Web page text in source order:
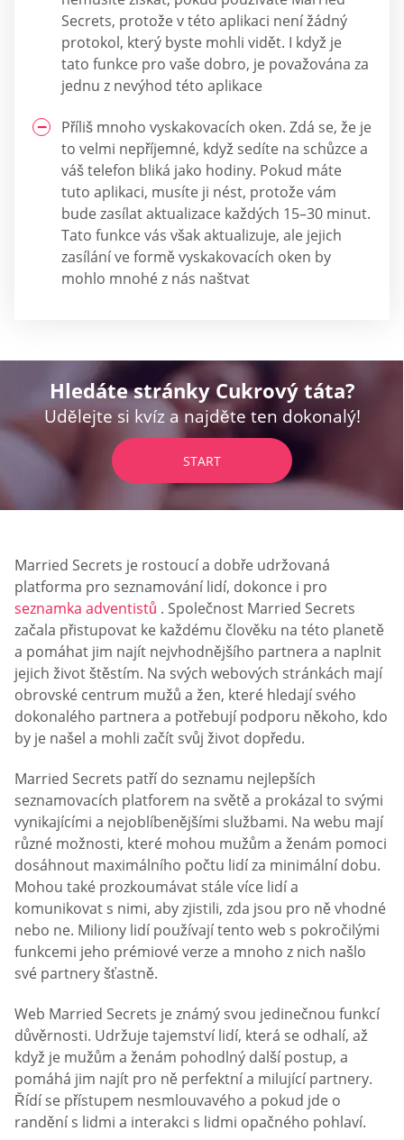
Secrets, protože v této aplikaci není žádný
protokol, který byste mohli vidět. I když je
tato funkce pro vaše dobro, je považována za
jednu z nevýhod této aplikace
Příliš mnoho vyskakovacích oken. Zdá se, že je
to velmi nepříjemné, když sedíte na schůzce a
váš telefon bliká jako hodiny. Pokud máte
tuto aplikaci, musíte ji nést, protože vám
bude zasílat aktualizace každých 15–30 minut.
Tato funkce vás však aktualizuje, ale jejich
zasílání ve formě vyskakovacích oken by
mohlo mnohé z nás naštvat
Hledáte stránky Cukrový táta?
Udělejte si kvíz a najděte ten dokonalý!
START
Married Secrets je rostoucí a dobře udržovaná
platforma pro seznamování lidí, dokonce i pro
seznamka adventistů . Společnost Married Secrets
začala přistupovat ke každému člověku na této planetě
a pomáhat jim najít nejvhodnějšího partnera a naplnit
jejich život štěstím. Na svých webových stránkách mají
obrovské centrum mužů a žen, které hledají svého
dokonalého partnera a potřebují podporu někoho, kdo
by je našel a mohli začít svůj život dopředu.
Married Secrets patří do seznamu nejlepších
seznamovacích platforem na světě a prokázal to svými
vynikajícími a nejoblíbenějšími službami. Na webu mají
různé možnosti, které mohou mužům a ženám pomoci
dosáhnout maximálního počtu lidí za minimální dobu.
Mohou také prozkoumávat stále více lidí a
komunikovat s nimi, aby zjistili, zda jsou pro ně vhodné
nebo ne. Miliony lidí používají tento web s pokročilými
funkcemi jeho prémiové verze a mnoho z nich našlo
své partnery šťastně.
Web Married Secrets je známý svou jedinečnou funkcí
důvěrnosti. Udržuje tajemství lidí, která se odhalí, až
když je mužům a ženám pohodlný další postup, a
pomáhá jim najít pro ně perfektní a milující partnery.
Řídí se přístupem nesmlouvavého a pokud jde o
randění s lidmi a interakci s lidmi opačného pohlaví.